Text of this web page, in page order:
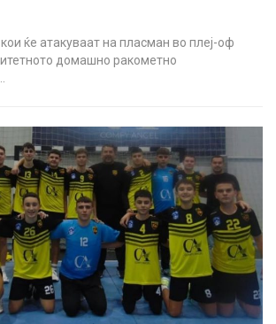
ќе атакуваат на пласман во плеј-оф
домашно ракометно